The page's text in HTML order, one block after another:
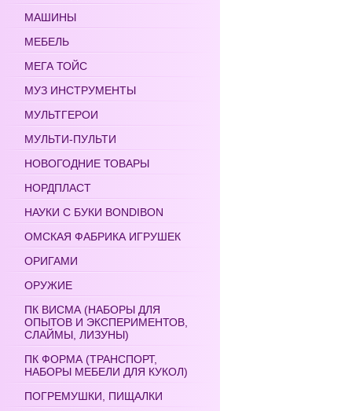
МАШИНЫ
МЕБЕЛЬ
МЕГА ТОЙС
МУЗ ИНСТРУМЕНТЫ
МУЛЬТГЕРОИ
МУЛЬТИ-ПУЛЬТИ
НОВОГОДНИЕ ТОВАРЫ
НОРДПЛАСТ
НАУКИ С БУКИ BONDIBON
ОМСКАЯ ФАБРИКА ИГРУШЕК
ОРИГАМИ
ОРУЖИЕ
ПК ВИСМА (НАБОРЫ ДЛЯ
ОПЫТОВ И ЭКСПЕРИМЕНТОВ,
СЛАЙМЫ, ЛИЗУНЫ)
ПК ФОРМА (ТРАНСПОРТ,
НАБОРЫ МЕБЕЛИ ДЛЯ КУКОЛ)
ПОГРЕМУШКИ, ПИЩАЛКИ